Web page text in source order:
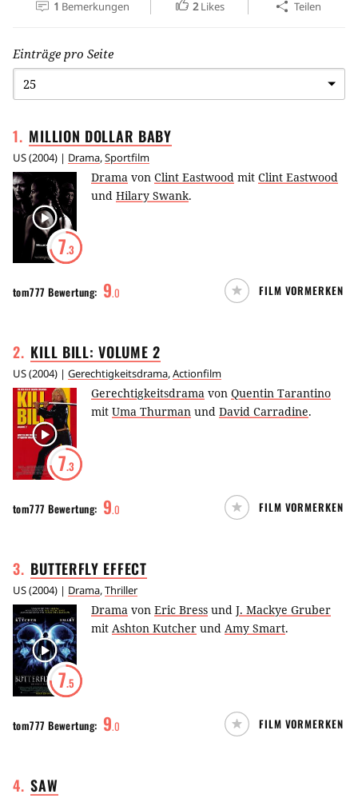
1 Bemerkungen 2 Likes Teilen
Einträge pro Seite
1. MILLION DOLLAR BABY
US(2004) | Drama,Sportfilm
7.3
Drama von Clint Eastwood mit Clint Eastwood
und Hilary Swank.
tom777 Bewertung: 9.0 FILM VORMERKEN
2. KILL BILL: VOLUME2
US(2004) | Gerechtigkeitsdrama,Actionfilm
7.3
Gerechtigkeitsdrama von Quentin Tarantino
mit Uma Thurman und David Carradine.
tom777 Bewertung: 9.0 FILM VORMERKEN
3. BUTTERFLY EFFECT
US(2004) | Drama,Thriller
7.5
Drama von Eric Bress und J. Mackye Gruber
mit Ashton Kutcher und Amy Smart.
tom777 Bewertung: 9.0 FILM VORMERKEN
4. SAW